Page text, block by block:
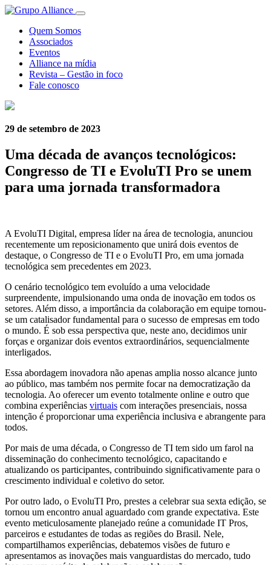
Quem Somos
Associados
Eventos
Alliance na mídia
Revista – Gestão in foco
Fale conosco
29 de setembro de 2023
Uma década de avanços tecnológicos:
Congresso de TI e EvoluTI Pro se unem
para uma jornada transformadora
A EvoluTI Digital, empresa líder na área de tecnologia, anunciou
recentemente um reposicionamento que unirá dois eventos de
destaque, o Congresso de TI e o EvoluTI Pro, em uma jornada
tecnológica sem precedentes em 2023.
O cenário tecnológico tem evoluído a uma velocidade
surpreendente, impulsionando uma onda de inovação em todos os
setores. Além disso, a importância da colaboração em equipe tornou-
se um catalisador fundamental para o sucesso de empresas em todo
o mundo. É sob essa perspectiva que, neste ano, decidimos unir
forças e organizar dois eventos extraordinários, sequencialmente
interligados.
Essa abordagem inovadora não apenas amplia nosso alcance junto
ao público, mas também nos permite focar na democratização da
tecnologia. Ao oferecer um evento totalmente online e outro que
combina experiências virtuais com interações presenciais, nossa
intenção é proporcionar uma experiência inclusiva e abrangente para
todos.
Por mais de uma década, o Congresso de TI tem sido um farol na
disseminação do conhecimento tecnológico, capacitando e
atualizando os participantes, contribuindo significativamente para o
crescimento individual e coletivo do setor.
Por outro lado, o EvoluTI Pro, prestes a celebrar sua sexta edição, se
tornou um encontro anual aguardado com grande expectativa. Este
evento meticulosamente planejado reúne a comunidade IT Pros,
parceiros e estudantes de todas as regiões do Brasil. Nele,
compartilhamos experiências, debatemos visões de futuro e
apresentamos as inovações mais vanguardistas do mercado, tudo